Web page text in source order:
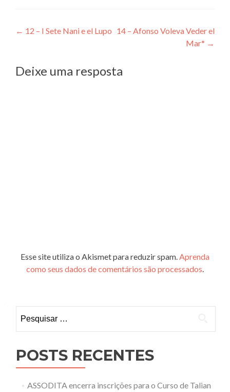
Navegação
Post
← 12 – I Sete Nani e el Lupo 14 – Afonso Voleva Veder el
Mar* →
Deixe uma resposta
Esse site utiliza o Akismet para reduzir spam.Aprenda
como seus dados de comentários são processados.
por:
POSTS RECENTES
ASSODITA encerra inscrições para o Curso de Talian